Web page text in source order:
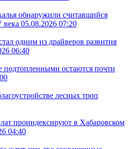
обнаружили считавшийся
века 05.08.2026 07:20
одним из драйверов развития
06:40
остаются почти
лесных троп
проиндексируют в Хабаровском
04:40